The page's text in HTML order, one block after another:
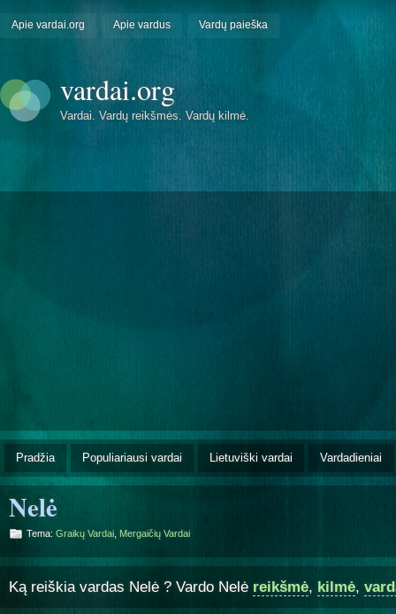
Apie vardai.org Apie vardus Vardų paieška
vardai.org
Vardai. Vardų reikšmės. Vardų kilmė.
Pradžia Populiariausi vardai Lietuviški vardai Vardadieniai
Nelė
Tema: Graikų Vardai Mergaičių Vardai
Ką reiškia vardas Nelė ? Vardo Nelė reikšmė, kilmė,